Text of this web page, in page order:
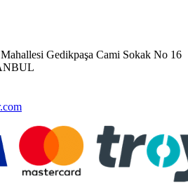
Gedikpaşa Cami Sokak No 16